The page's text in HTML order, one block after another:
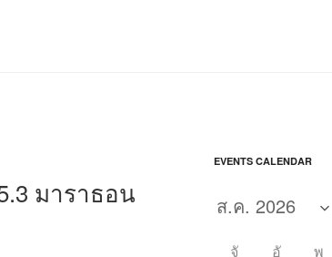
มาราธอน
EVENTS CALENDAR
จั อั พุ